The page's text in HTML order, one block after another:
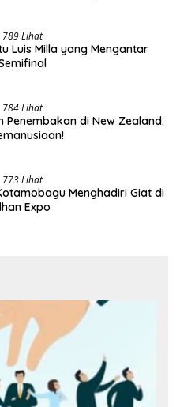
789 Lihat
Luis Milla yang Mengantar
784 Lihat
Penembakan di New Zealand:
773 Lihat
Menghadiri Giat di
Expo